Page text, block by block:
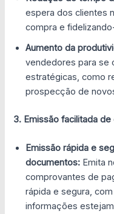
espera dos clientes
compra e
Aumento da
vendedores para se
estratégicas, como
prospecção de
3. Emissão facilitada
Emissão rápida e
documentos: Emita
comprovantes de
rápida e segura,
informações